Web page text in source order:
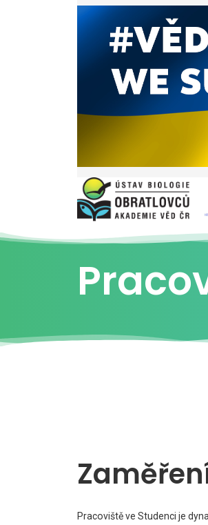
Pracoviště ve Studenci je